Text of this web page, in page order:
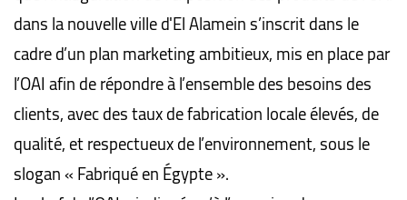
dans la nouvelle ville d'El Alamein s’inscrit dans le
cadre d’un plan marketing ambitieux, mis en place par
l’OAI afin de répondre à l’ensemble des besoins des
clients, avec des taux de fabrication locale élevés, de
qualité, et respectueux de l’environnement, sous le
slogan « Fabriqué en Égypte ».